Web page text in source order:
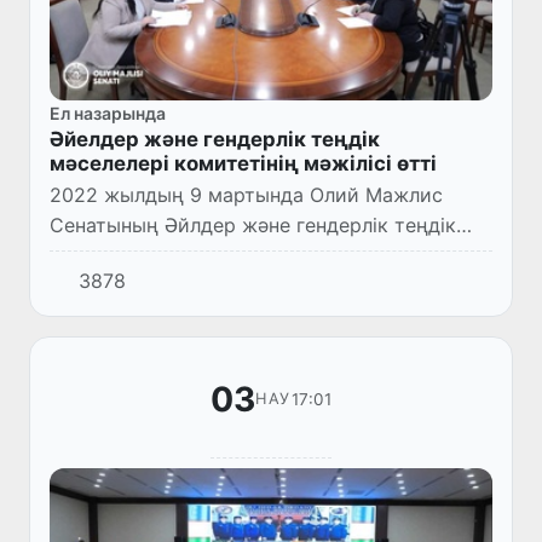
Ел назарында
Әйелдер және гендерлік теңдік
мәселелері комитетінің мәжілісі өтті
2022 жылдың 9 мартында Олий Мажлис
Сенатының Әйлдер және гендерлік теңдік
жөніндегі комитетінің мәжілісі өтті.
3878
03НАУ17:01